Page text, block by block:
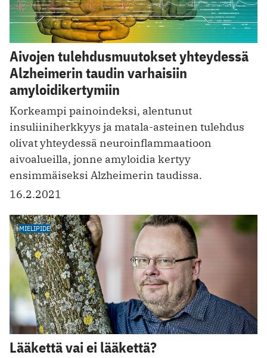
Aivojen tulehdusmuutokset yhteydessä
Alzheimerin taudin varhaisiin
amyloidikertymiin
Korkeampi painoindeksi, alentunut
insuliiniherkkyys ja matala-asteinen tulehdus
olivat yhteydessä neuroinflammaatioon
aivoalueilla, jonne amyloidia kertyy
ensimmäiseksi Alzheimerin taudissa.
16.2.2021
MIELIPIDE
Lääkettä vai ei lääkettä?